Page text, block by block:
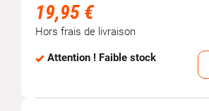
19,95 €
Hors frais de livraison
Attention ! Faible stock